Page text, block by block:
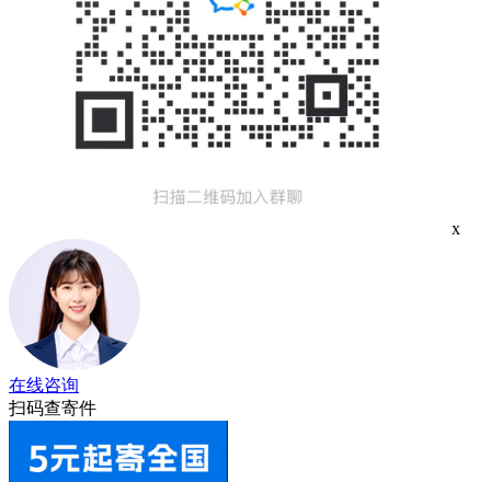
x
在线咨询
扫码查寄件